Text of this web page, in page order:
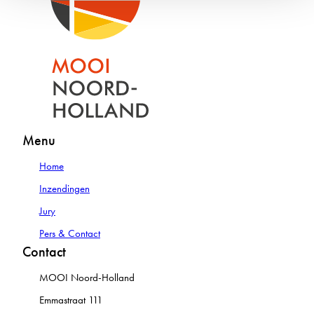
Menu
Home
Inzendingen
Jury
Pers & Contact
Contact
MOOI Noord-Holland
Emmastraat 111